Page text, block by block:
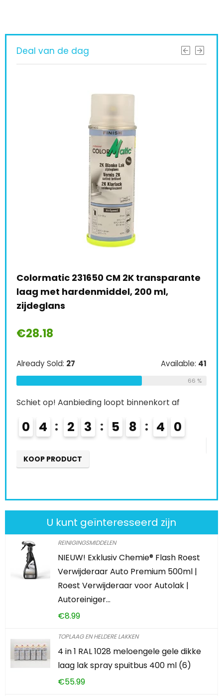
Deal van de dag
41
Troton Structuurlak zwart 3 x 500 ml 1K
spray plastic lak structuur plastic verf
65 %
Schiet op! Aanbieding loopt binnenkort af
5 9
U kunt geïnteresseerd zijn
REINIGINGSMIDDELEN
NIEUW! Exklusiv Chemie® Flash Roest
Verwijderaar Auto Premium 500ml |
Roest Verwijderaar voor Autolak |
Autoreiniger…
€8.99
TOPLAAG EN HELDERE LAKKEN
4 in 1 RAL 1028 meloengele gele dikke
laag lak spray spuitbus 400 ml (6)
€55.99